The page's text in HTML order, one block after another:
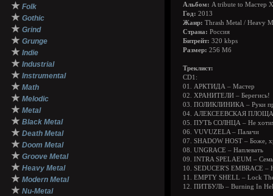
★ Folk
★ Gothic
★ Grind
★ Grunge
★ Indie
★ Industrial
★ Instrumental
★ Math
★ Melodic
★ Metal
★ Black Metal
★ Death Metal
★ Doom Metal
★ Groove Metal
★ Heavy Metal
★ Modern Metal
★ Nu-Metal
Альбом: A tribute to Мастер
Год: 2013
Жанр: Thrash Metal / Heavy
Страна: Россия
Битрейт: 320 kbps
Размер: 256 Мб
Треклист:
CD1:
01. АРКТИДА – Мастер
02. ХРАНИТЕЛИ – Берегись!
03. ПОЛИКЛИНИКА – Руки
04. АЛЕКСЕЕВСКАЯ
05. ПУТЬ СОЛНЦА – Не
06. VUVUZELA – Палачи
07. SHADOW HOST – Боже,
08. UNGRACE – Наплевать
09. INTRA SPELAEUM – Семь
10. SEDUCER'S EMBRACE –
11. EMPTY SHELL – Lock
12. ПИТБУЛЬ – Burning In